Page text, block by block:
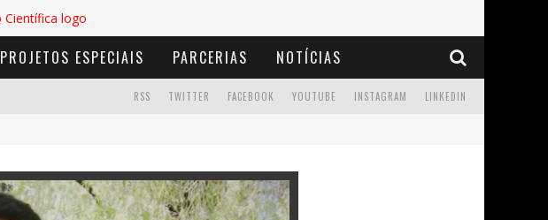
PROJETOS ESPECIAIS PARCERIAS NOTÍCIAS
LINKEDIN
INSTAGRAM
YOUTUBE
FACEBOOK
TWITTER
RSS